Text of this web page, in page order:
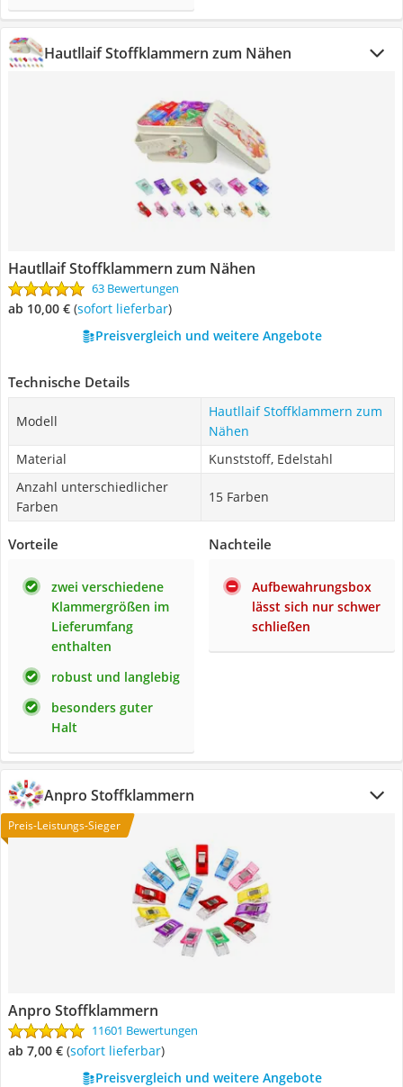
Hautllaif Stoffklammern zum Nähen
Hautllaif Stoffklammern zum Nähen
63 Bewertungen
ab 10,00 € ( Sofort lieferbar)
Preisvergleich und weitere Angebote
Technische Details
Modell
Hautllaif Stoffklammern zum
Nähen
Material
Kunststoff, Edelstahl
Anzahl unterschiedlicher
Farben
15 Farben
Vorteile
zwei verschiedene
Klammergrößen im
Lieferumfang
enthalten
robust und langlebig
besonders guter
Halt
Nachteile
Aufbewahrungsbox
lässt sich nur schwer
schließen
Anpro Stoffklammern
Preis-Leistungs-Sieger
Anpro Stoffklammern
11601 Bewertungen
ab 7,00 € ( Sofort lieferbar)
Preisvergleich und weitere Angebote